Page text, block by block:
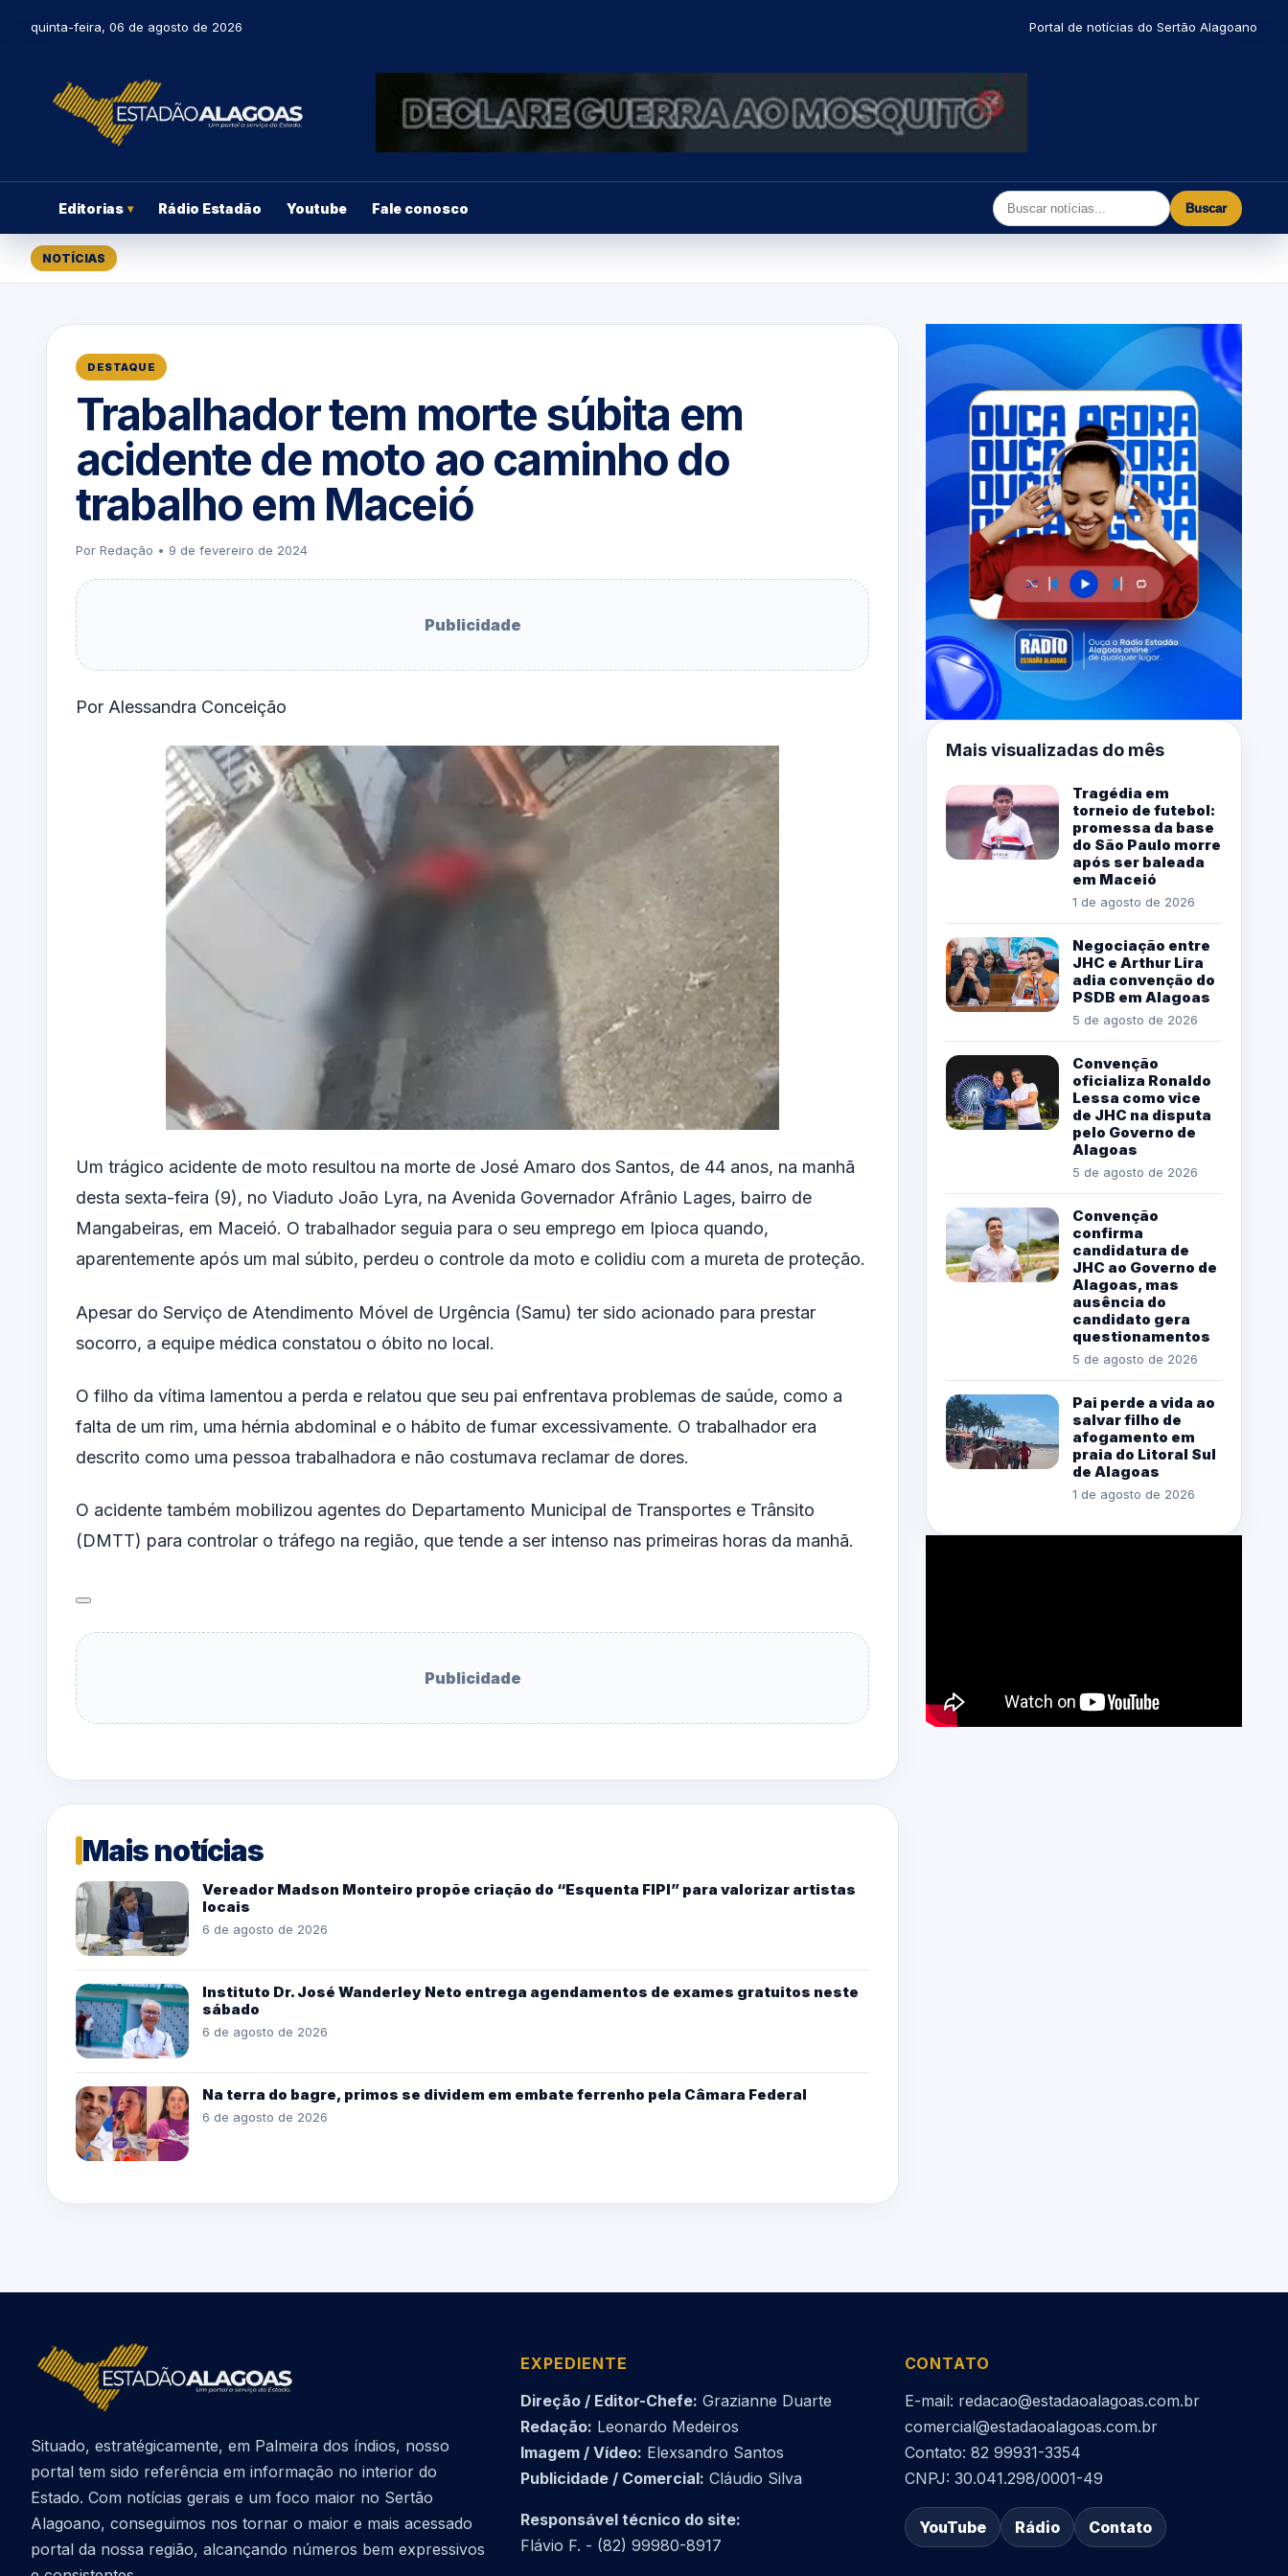
quinta-feira, 06 de agosto de 2026 Portal de notícias do Sertão Alagoano
Editorias ▾ Rádio Estadão Youtube Fale conosco Buscar
NOTÍCIAS
DESTAQUE
Trabalhador tem morte súbita em
acidente de moto ao caminho do
trabalho em Maceió
Por Redação • 9 de fevereiro de 2024
Publicidade
Por Alessandra Conceição
Um trágico acidente de moto resultou na morte de José Amaro dos Santos, de 44 anos, na manhã
desta sexta-feira (9), no Viaduto João Lyra, na Avenida Governador Afrânio Lages, bairro de
Mangabeiras, em Maceió. O trabalhador seguia para o seu emprego em Ipioca quando,
aparentemente após um mal súbito, perdeu o controle da moto e colidiu com a mureta de proteção.
Apesar do Serviço de Atendimento Móvel de Urgência (Samu) ter sido acionado para prestar
socorro, a equipe médica constatou o óbito no local.
O filho da vítima lamentou a perda e relatou que seu pai enfrentava problemas de saúde, como a
falta de um rim, uma hérnia abdominal e o hábito de fumar excessivamente. O trabalhador era
descrito como uma pessoa trabalhadora e não costumava reclamar de dores.
O acidente também mobilizou agentes do Departamento Municipal de Transportes e Trânsito
(DMTT) para controlar o tráfego na região, que tende a ser intenso nas primeiras horas da manhã.
Publicidade
Mais notícias
Vereador Madson Monteiro propõe criação do “Esquenta FIPI” para valorizar artistas
locais
6 de agosto de 2026
Instituto Dr. José Wanderley Neto entrega agendamentos de exames gratuitos neste
sábado
6 de agosto de 2026
Na terra do bagre, primos se dividem em embate ferrenho pela Câmara Federal
6 de agosto de 2026
Mais visualizadas do mês
Tragédia em
torneio de futebol:
promessa da base
do São Paulo morre
após ser baleada
em Maceió
1 de agosto de 2026
Negociação entre
JHC e Arthur Lira
adia convenção do
PSDB em Alagoas
5 de agosto de 2026
Convenção
oficializa Ronaldo
Lessa como vice
de JHC na disputa
pelo Governo de
Alagoas
5 de agosto de 2026
Convenção
confirma
candidatura de
JHC ao Governo de
Alagoas, mas
ausência do
candidato gera
questionamentos
5 de agosto de 2026
Pai perde a vida ao
salvar filho de
afogamento em
praia do Litoral Sul
de Alagoas
1 de agosto de 2026
Situado, estratégicamente, em Palmeira dos índios, nosso
portal tem sido referência em informação no interior do
Estado. Com notícias gerais e um foco maior no Sertão
Alagoano, conseguimos nos tornar o maior e mais acessado
portal da nossa região, alcançando números bem expressivos
EXPEDIENTE
Direção / Editor-Chefe: Grazianne Duarte
Redação: Leonardo Medeiros
Imagem / Vídeo: Elexsandro Santos
Publicidade / Comercial: Cláudio Silva
Responsável técnico do site:
Flávio F. - (82) 99980-8917
CONTATO
E-mail: redacao@estadaoalagoas.com.br
comercial@estadaoalagoas.com.br
Contato: 82 99931-3354
CNPJ: 30.041.298/0001-49
YouTube Rádio Contato